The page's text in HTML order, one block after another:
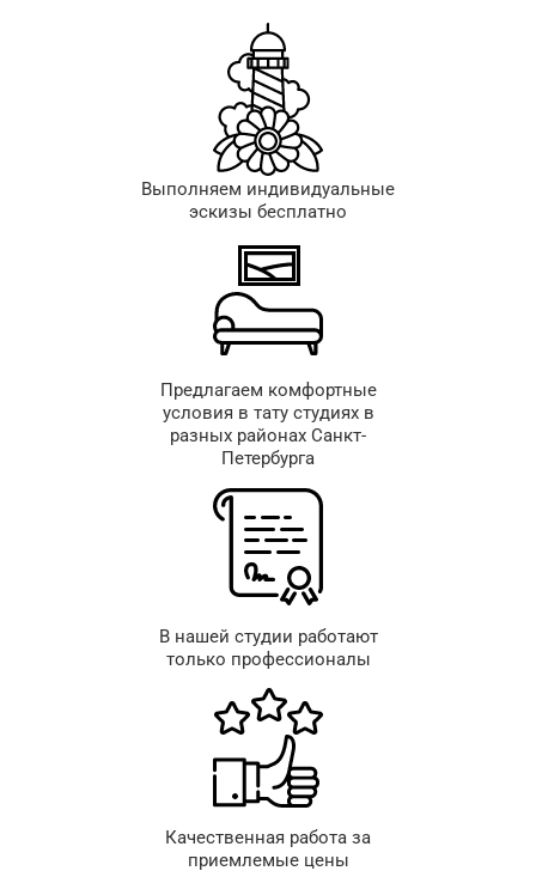
Выполняем индивидуальные
эскизы бесплатно
Предлагаем комфортные
условия в тату студиях в
разных районах Санкт-
Петербурга
В нашей студии работают
только профессионалы
Качественная работа за
приемлемые цены